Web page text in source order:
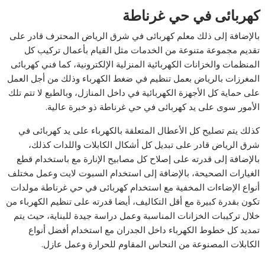
كهربائى في حي غرناطة
بالإضافة إلى ذلك معلم كهربائى في شرق الرياض المحترف قادر على
تقديم مجموعة متنوعة من الخدمات مثل القيام بأعمال تركيب كل
المنظمات والخزانات الكهربائية المنزلية الإلكترونية، كما فني كهربائى
المغرزات بالرياض بعمل تنظيم في ضغط الكهرباء وذلك من أجل العمل
على حماية كل الأجهزة الكهربائية في داخل المنازل، وبالطبع لا تتم تلك
الأمور سوى على يد كهربائى في حي غرناطة ذو خبرة عالية.
كذلك يتم تصليح كل الأعطال المتعلقة بالكهرباء على يد كهربائى في
شرق الرياض قادر على تبديل كل أشكال الكابلات واللدات كذلك،
بالإضافة إلى قدرته على إصلاح كل مصابيح الإنارة مع باستخدام قطع
الغيارات الصحيحة، بالإضافة إلى استخدام السبوت لايت وعمل مختلف
أنواع الإضاءات المخفية مع استخدام كهربائى في حي غرناطة مولدات
تكون بقدرة كبيرة مع أقل التكاليف، أيضا قدرته على تنظيم الكهرباء من
خلال تركيبات الخزانات المناسبة وعمل دراسة جيدة للبناية، حيث يتم
تمديد كل خطوط الكهرباء داخل الجدران مع استخدام أفضل أنواع
الكابلات المصنوعة من النحاس المقاوم للحرارة وعمل عازل.